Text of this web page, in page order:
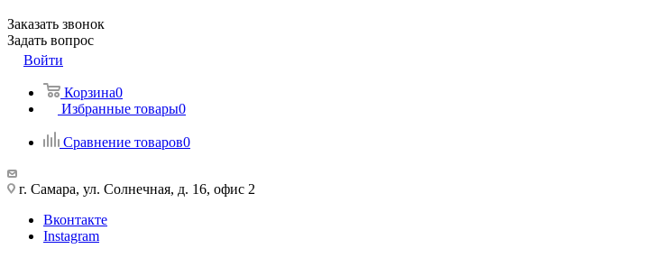
Заказать звонок
Задать вопрос
Войти
Корзина0
Избранные товары0
Сравнение товаров0
г. Самара, ул. Солнечная, д. 16, офис 2
Вконтакте
Instagram